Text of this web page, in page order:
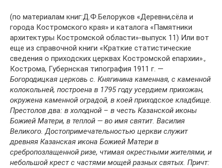
(по материалам книг:Д.Ф.Белоруков «Деревни,сёла и
города Костромского края» и каталога «Памятники
архитектуры Костромской области»-выпуск 11) Или вот
еще из справочной книги «Краткие статистические
сведения о приходских церквах Костромской епархии».,
Кострома, Губернская типография 1911 г. —
Богородицкая церковь с. Княгинина каменная, с каменной
колокольней, построена в 1795 году усердием прихожан,
окружена каменной оградой, в коей приходское кладбище.
Престолов два: в холодной – в честь Казанской иконы
Божией Матери, в теплой — во имя святит. Василия
Великого. Достопримечательностью церкви служит
древняя Казанская икона Божией Матери в
сребропозлащенной ризе, чтимая окрестными жителями, и
небольшой крест с частями мощей разных святых. Причт: